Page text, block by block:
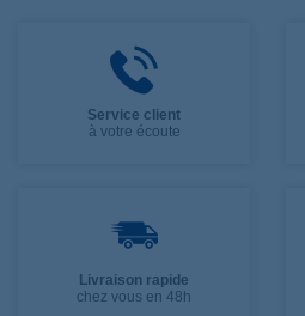
Service client
à votre écoute
Livraison rapide
chez vous en 48h